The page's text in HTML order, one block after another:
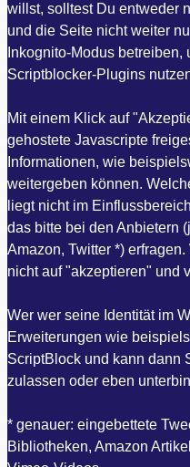
willst, solltest Du entweder
und die Seite nicht weiter
Inkognito-Modus betreiben,
Scriptblocker-Plugins
Mit einem Klick auf
gehostete Javascripte
Informationen, wie
weitergeben können.
liegt nicht im
das bitte bei den Anbietern
Amazon, Twitter *)
nicht auf "akzeptieren" und
Wer wer seine Identität im
Erweiterungen wie
ScriptBlock und kann dann
zulassen oder eben
* genauer: eingebettete
Bibliotheken, Amazon